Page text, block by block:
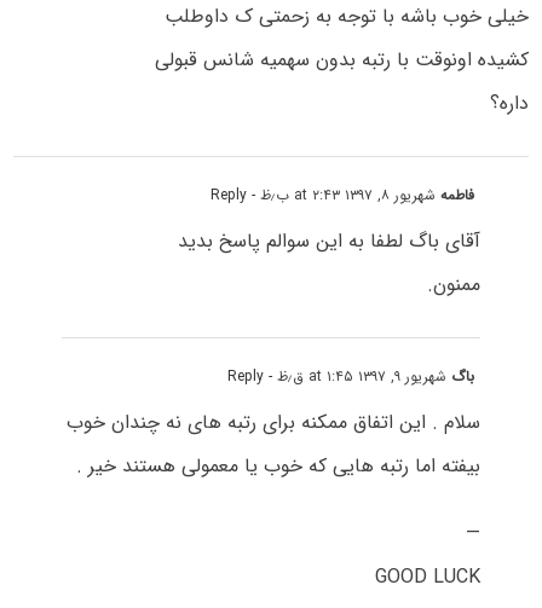
خیلی خوب باشه با توجه به زحمتی ک داوطلب
کشیده اونوقت با رتبه بدون سهمیه شانس قبولی
داره؟
فاطمهشهریور ۸, ۱۳۹۷ at ۲:۴۳ ب٫ظ - Reply
آقای باگ لطفا به این سوالم پاسخ بدید
ممنون.
باگ شهریور ۹, ۱۳۹۷ at ۱:۴۵ ق٫ظ - Reply
سلام . این اتفاق ممکنه برای رتبه های نه چندان خوب
بیفته اما رتبه هایی که خوب یا معمولی هستند خیر .
—
GOOD LUCK